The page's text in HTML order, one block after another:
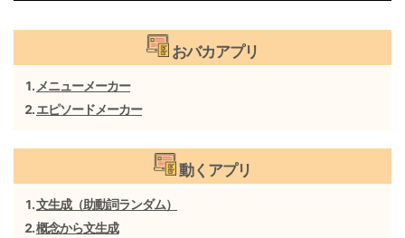
おバカアプリ
メニューメーカー
エピソードメーカー
動くアプリ
文生成（助動詞ランダム）
概念から文生成